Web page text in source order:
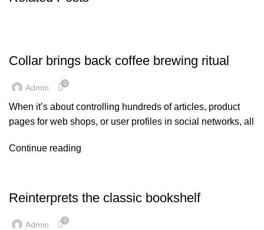
Collar brings back coffee brewing ritual
Admin 0
When it’s about controlling hundreds of articles, product
pages for web shops, or user profiles in social networks, all
Continue reading
Reinterprets the classic bookshelf
Admin 0